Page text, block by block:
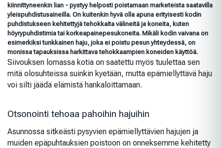
kiinnittyneenkin lian - pystyy helposti poistamaan marketeista saatavilla
yleispuhdistusaineilla. On kuitenkin hyvä olla apuna erityisesti kodin
puhdistukseen kehitettyjä tehokkaita välineitä ja koneita, kuten
höyrypuhdistimia tai korkeapainepesukoneita. Mikäli kodin vaivana on
esimerkiksi tunkkainen haju, joka ei poistu pesun yhteydessä, on
monissa tapauksissa harkittava tehokkaampien koneiden käyttöä.
Siivouksen lomassa kotia on saatettu myös tuulettaa sen
mitä olosuhteissa suinkin kyetään, mutta epämiellyttävä haju
voi silti jäädä elämistä hankaloittamaan.
Otsonointi tehoaa pahoihin hajuihin
Asunnossa sitkeästi pysyvien epämiellyttävien hajujen ja
muiden epäpuhtauksien poistoon on onneksemme kehitetty